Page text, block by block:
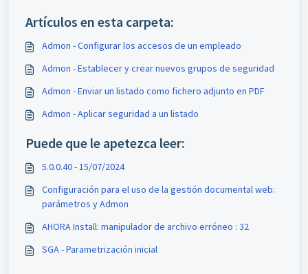
Artículos en esta carpeta:
Admon - Configurar los accesos de un empleado
Admon - Establecer y crear nuevos grupos de seguridad
Admon - Enviar un listado como fichero adjunto en PDF
Admon - Aplicar seguridad a un listado
Puede que le apetezca leer:
5.0.0.40 - 15/07/2024
Configuración para el uso de la gestión documental web:
parámetros y Admon
AHORA Install: manipulador de archivo erróneo : 32
SGA - Parametrización inicial